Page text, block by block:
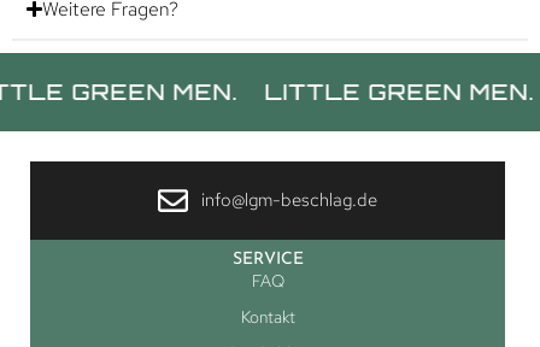
Weitere Fragen?
MEN. LITTLE GREEN MEN.
info@lgm-beschlag.de
SERVICE
FAQ
Kontakt